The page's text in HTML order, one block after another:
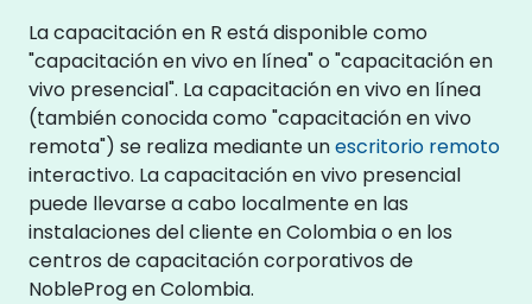
La capacitación en R está disponible como
"capacitación en vivo en línea" o "capacitación en
vivo presencial". La capacitación en vivo en línea
(también conocida como "capacitación en vivo
remota") se realiza mediante unescritorio remoto
interactivo. La capacitación en vivo presencial
puede llevarse a cabo localmente en las
instalaciones del cliente en Colombia o en los
centros de capacitación corporativos de
NobleProg en Colombia.